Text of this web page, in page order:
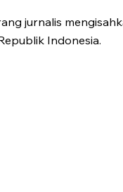
jurnalis
Indonesia.